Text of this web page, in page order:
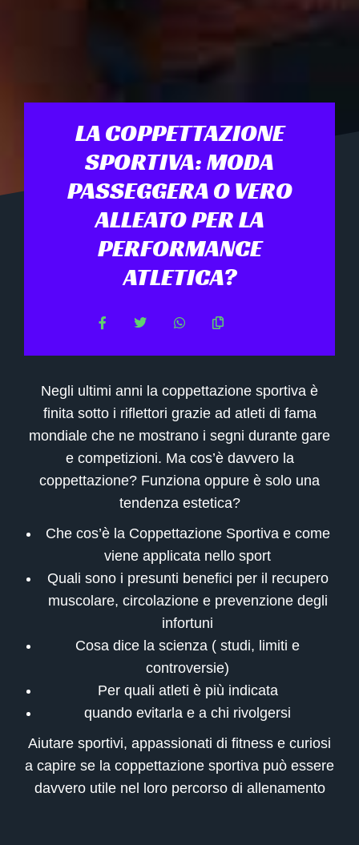
LA COPPETTAZIONE
SPORTIVA: MODA
PASSEGGERA O VERO
ALLEATO PER LA
PERFORMANCE
ATLETICA?
Negli ultimi anni la coppettazione sportiva è
finita sotto i riflettori grazie ad atleti di fama
mondiale che ne mostrano i segni durante gare
e competizioni. Ma cos’è davvero la
coppettazione? Funziona oppure è solo una
tendenza estetica?
Che cos’è la Coppettazione Sportiva e come
viene applicata nello sport
Quali sono i presunti benefici per il recupero
muscolare, circolazione e prevenzione degli
infortuni
Cosa dice la scienza ( studi, limiti e
controversie)
Per quali atleti è più indicata
quando evitarla e a chi rivolgersi
Aiutare sportivi, appassionati di fitness e curiosi
a capire se la coppettazione sportiva può essere
davvero utile nel loro percorso di allenamento